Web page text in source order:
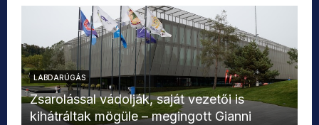
LABDARÚGÁS
Zsarolással vádolják, saját vezetői is
kihátráltak mögüle – megingott Gianni